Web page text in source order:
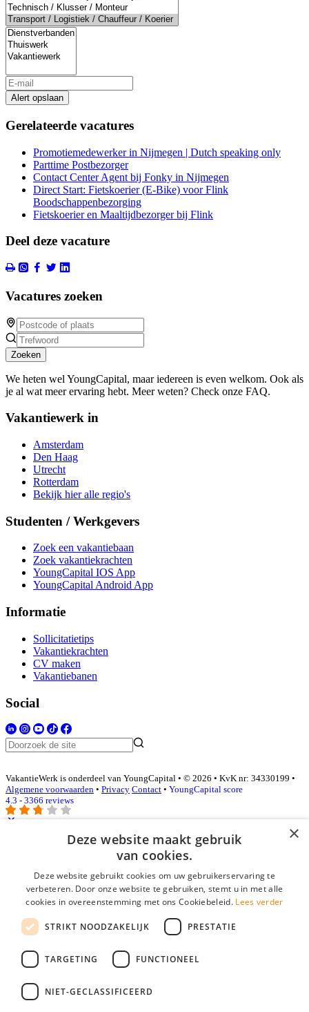
Alert opslaan
Gerelateerde vacatures
Promotiemedewerker in Nijmegen | Dutch speaking only
Parttime Postbezorger
Contact Center Agent bij Fonky in Nijmegen
Direct Start: Fietskoerier (E-Bike) voor Flink
Boodschappenbezorging
Fietskoerier en Maaltijdbezorger bij Flink
Deel deze vacature
Vacatures zoeken
Zoeken
We heten wel YoungCapital, maar iedereen is even welkom. Ook als
je al wat meer ervaring hebt. Meer weten? Check onze FAQ.
Vakantiewerk in
Amsterdam
Den Haag
Utrecht
Rotterdam
Bekijk hier alle regio's
Studenten / Werkgevers
Zoek een vakantiebaan
Zoek vakantiekrachten
YoungCapital IOS App
YoungCapital Android App
Informatie
Sollicitatietips
Vakantiekrachten
CV maken
Vakantiebanen
Social
VakantieWerk is onderdeel van YoungCapital • © 2026 • KvK nr: 34330199 •
Algemene voorwaarden • Privacy Contact • YoungCapital score
4.3 - 3366 reviews
Inloggen als bedrijf
E-mail*
Wachtwoord
login gegevens onthouden
login
Bedrijf aanmelden
×
Deze website maakt gebruik
van cookies.
Deze website gebruikt cookies om uw gebruikerservaring te
verbeteren. Door onze website te gebruiken, stemt u in met alle
cookies in overeenstemming met ons Cookiebeleid. Lees verder
STRIKT NOODZAKELIJK PRESTATIE
TARGETING FUNCTIONEEL
NIET-GECLASSIFICEERD